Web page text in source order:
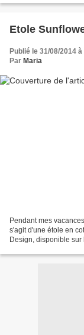
Etole
Publié le 31/08/2014
Par Maria
Pendant mes
s'agit d'une étole en
Design, disponible sur